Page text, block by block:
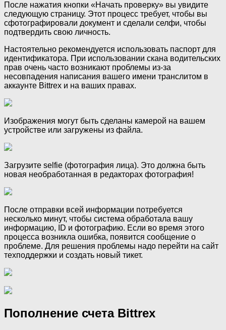
После нажатия кнопки «Начать проверку» вы увидите
следующую страницу. Этот процесс требует, чтобы вы
сфотографировали документ и сделали селфи, чтобы
подтвердить свою личность.
Настоятельно рекомендуется использовать паспорт для
идентификатора. При использовании скана водительских
прав очень часто возникают проблемы из-за
несовпадения написания вашего имени транслитом в
аккаунте Bittrex и на ваших правах.
Изображения могут быть сделаны камерой на вашем
устройстве или загружены из файла.
Загрузите selfie (фотография лица). Это должна быть
новая необработанная в редакторах фотография!
После отправки всей информации потребуется
несколько минут, чтобы система обработала вашу
информацию, ID и фотографию. Если во время этого
процесса возникла ошибка, появится сообщение о
проблеме. Для решения проблемы надо перейти на сайт
техподдержки и создать новый тикет.
Пополнение счета Bittrex